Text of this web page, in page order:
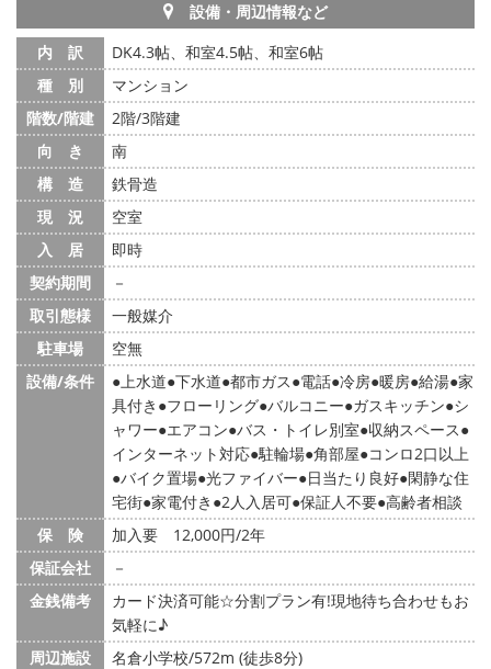
設備・周辺情報など
内 訳
DK4.3帖、和室4.5帖、和室6帖
種 別
マンション
階数/階建
2階/3階建
向 き
南
構 造
鉄骨造
現 況
空室
入 居
即時
契約期間
－
取引態様
一般媒介
駐車場
空無
設備/条件
上水道 下水道 都市ガス 電話 冷房 暖房 給湯 家
具付き
フローリング バルコニー ガスキッチン シ
ャワー エアコン バス・トイレ別室 収納スペース
インターネット対応 駐輪場 角部屋 コンロ2口以上
バイク置場 光ファイバー 日当たり良好 閑静な住
宅街 家電付き 2人入居可 保証人不要 高齢者相談
保 険
加入要 12,000円/2年
保証会社
－
金銭備考
カード決済可能☆分割プラン有!現地待ち合わせもお
気軽に♪
周辺施設
名倉小学校/572m (徒歩8分)